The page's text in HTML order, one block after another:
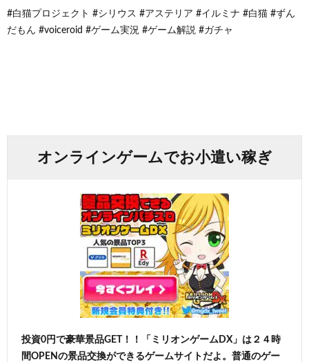
#白猫プロジェクト #シリウス #アステリア #イルミナ #白猫 #ずん
だもん #voiceroid #ゲーム実況 #ゲーム解説 #ガチャ
オンラインゲームでお小遣い稼ぎ
投資0円で豪華景品GET！！「ミリオンゲームDX」は２４時
間OPENの景品交換ができるゲームサイトだよ。普通のゲー